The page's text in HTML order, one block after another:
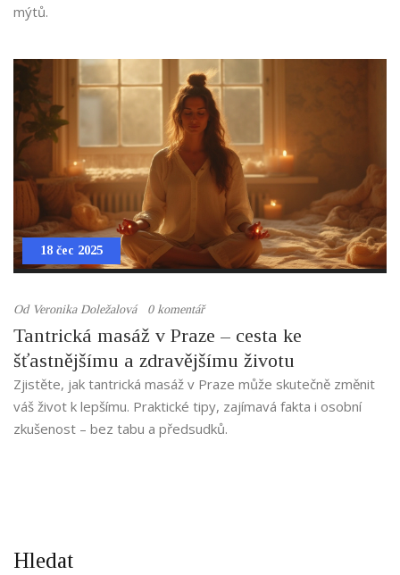
mýtů.
18 čec 2025
Od Veronika Doležalová 0 komentář
Tantrická masáž v Praze – cesta ke
šťastnějšímu a zdravějšímu životu
Zjistěte, jak tantrická masáž v Praze může skutečně změnit
váš život k lepšímu. Praktické tipy, zajímavá fakta i osobní
zkušenost – bez tabu a předsudků.
Hledat